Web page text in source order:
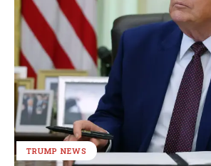
TRUMP NEWS